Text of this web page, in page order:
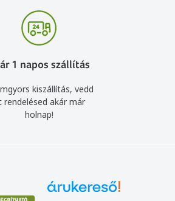
1 napos szállítás
kiszállítás, vedd
rendelésed akár már
holnap!